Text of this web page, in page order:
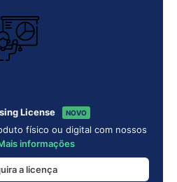
License NOVO
físico ou digital com nossos
informações
a licença